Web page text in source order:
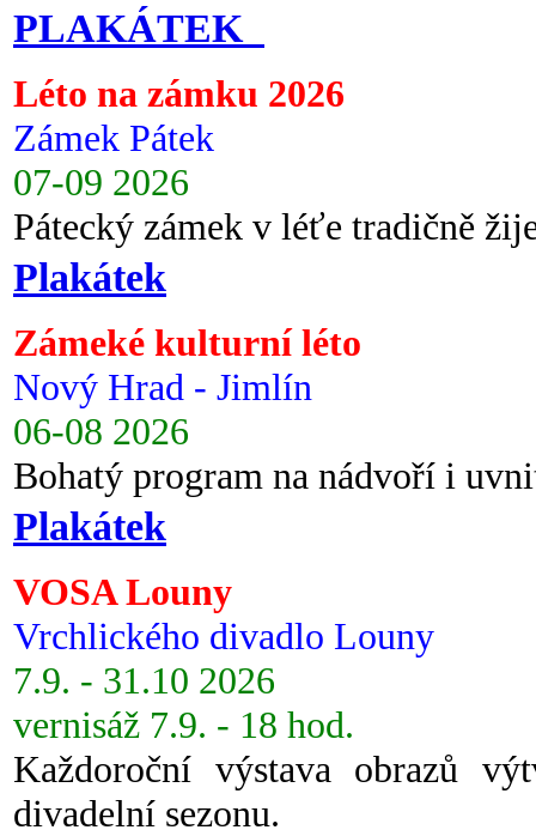
PLAKÁTEK
Léto na zámku 2026
Zámek Pátek
07-09 2026
Pátecký zámek v léťe tradičně
Plakátek
Zámeké kulturní léto
Nový Hrad - Jimlín
06-08 2026
Bohatý program na nádvoří i
Plakátek
VOSA Louny
Vrchlického divadlo Louny
7.9. - 31.10 2026
vernisáž 7.9. - 18 hod.
Každoroční výstava obrazů
divadelní sezonu.